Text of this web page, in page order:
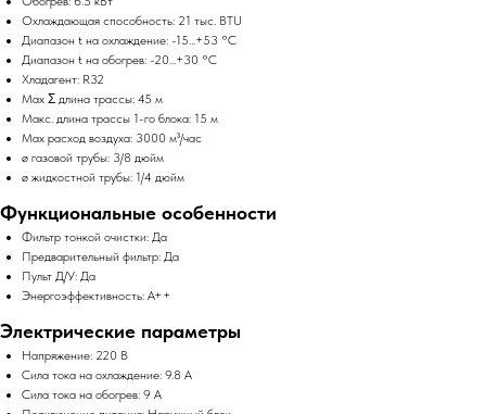
Охлаждающая способность: 21 тыс. BTU
Диапазон t на охлаждение: -15...+53 °C
Диапазон t на обогрев: -20...+30 °C
Хладагент: R32
Max Σ длина трассы: 45 м
Макс. длина трассы 1-го блока: 15 м
Max расход воздуха: 3000 м³/час
ø газовой трубы: 3/8 дюйм
ø жидкостной трубы: 1/4 дюйм
Функциональные особенности
Фильтр тонкой очистки: Да
Предварительный фильтр: Да
Пульт Д/У: Да
Энергоэффективность: A++
Электрические параметры
Напряжение: 220 В
Сила тока на охлаждение: 9.8 А
Сила тока на обогрев: 9 А